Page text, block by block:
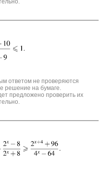
ответом не проверяются
решение на бумаге.
предложено проверить их